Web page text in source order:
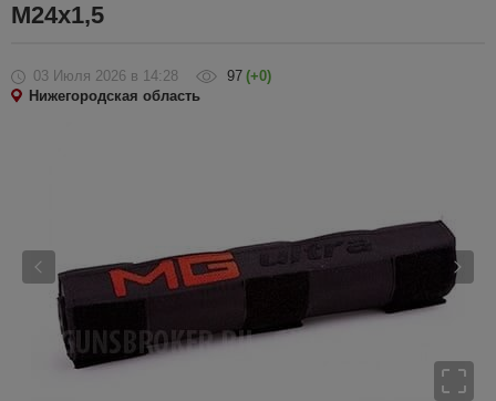
М24х1,5
03 Июля 2026 в 14:28 97 (+0)
Нижегородская область